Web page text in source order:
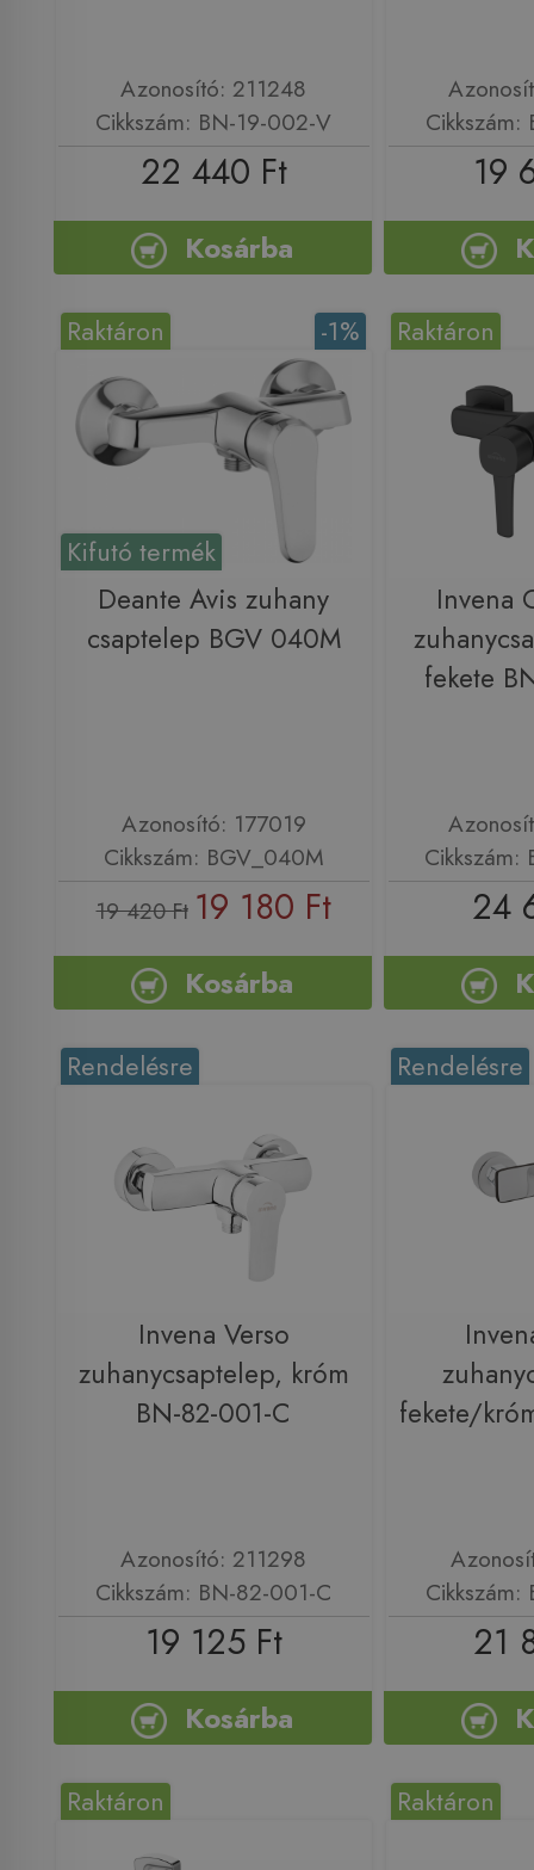
Azonosító: 211248
Cikkszám: BN-19-002-V
22 440 Ft
Kosárba
19
Kifutó termék
-1%
Raktáron
Deante Avis zuhany
csaptelep BGV 040M
Azonosító: 177019
Cikkszám: BGV_040M
19 420 Ft 19 180 Ft
Kosárba
Raktáron
Invena
fekete
24
Rendelésre
Invena Verso
zuhanycsaptelep, króm
BN-82-001-C
Azonosító: 211298
Cikkszám: BN-82-001-C
19 125 Ft
Kosárba
Rendelésre
fekete/
21
Raktáron Raktáron